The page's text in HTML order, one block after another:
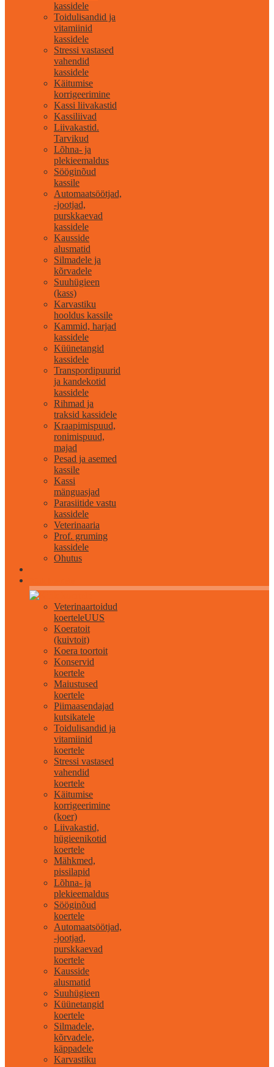
kassidele
Toidulisandid ja
vitamiinid
kassidele
Stressi vastased
vahendid
kassidele
Käitumise
korrigeerimine
Kassi liivakastid
Kassiliivad
Liivakastid.
Tarvikud
Lõhna- ja
plekieemaldus
Sööginõud
kassile
Automaatsöötjad,
-jootjad,
purskkaevad
kassidele
Kausside
alusmatid
Silmadele ja
kõrvadele
Suuhügieen
(kass)
Karvastiku
hooldus kassile
Kammid, harjad
kassidele
Küünetangid
kassidele
Transpordipuurid
ja kandekotid
kassidele
Rihmad ja
traksid kassidele
Kraapimispuud,
ronimispuud,
majad
Pesad ja asemed
kassile
Kassi
mänguasjad
Parasiitide vastu
kassidele
Veterinaaria
Prof. gruming
kassidele
Ohutus
Veterinaartoidud
koerteleUUS
Koeratoit
(kuivtoit)
Koera toortoit
Konservid
koertele
Maiustused
koertele
Piimaasendajad
kutsikatele
Toidulisandid ja
vitamiinid
koertele
Stressi vastased
vahendid
koertele
Käitumise
korrigeerimine
(koer)
Liivakastid,
hügieenikotid
koertele
Mähkmed,
pissilapid
Lõhna- ja
plekieemaldus
Sööginõud
koertele
Automaatsöötjad,
-jootjad,
purskkaevad
koertele
Kausside
alusmatid
Suuhügieen
Küünetangid
koertele
Silmadele,
kõrvadele,
käppadele
Karvastiku